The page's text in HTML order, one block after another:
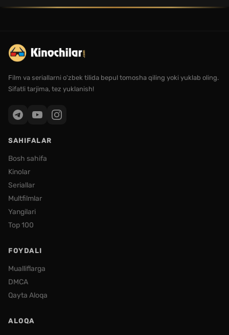
Film va seriallarni o'zbek tilida bepul tomosha qiling yoki yuklab oling.
Sifatli tarjima, tez yuklanish!
SAHIFALAR
Bosh sahifa
Kinolar
Seriallar
Multfilmlar
Yangilari
Top 100
FOYDALI
Mualliflarga
DMCA
Qayta Aloqa
ALOQA